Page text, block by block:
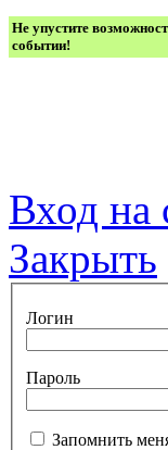
Не упустите
событии!
Вход на
Закрыть
Логин
Пароль
Запомнить